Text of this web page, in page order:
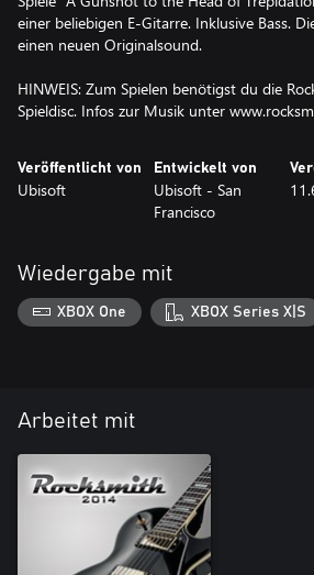
einer beliebigen E-Gitarre. Inklusive Bass.
einen neuen Originalsound.
HINWEIS: Zum Spielen benötigst du die
Spieldisc. Infos zur Musik unter
Veröffentlicht von
Ubisoft
Entwickelt von
Ubisoft - San
Francisco
Wiedergabe mit
XBOX One XBOX Series X|S
Arbeitet mit